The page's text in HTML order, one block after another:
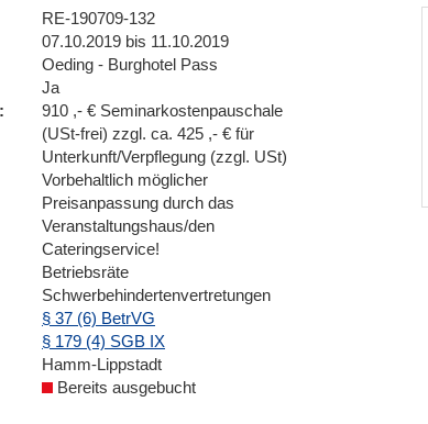
RE-190709-132
07.10.2019 bis 11.10.2019
Oeding - Burghotel Pass
Ja
910 ,- € Seminarkostenpauschale
(USt-frei) zzgl. ca. 425 ,- € für
Unterkunft/Verpflegung (zzgl. USt)
Vorbehaltlich möglicher
Preisanpassung durch das
Veranstaltungshaus/den
Cateringservice!
Betriebsräte
Schwerbehindertenvertretungen
§ 37 (6) BetrVG
§ 179 (4) SGB IX
Hamm-Lippstadt
Bereits ausgebucht